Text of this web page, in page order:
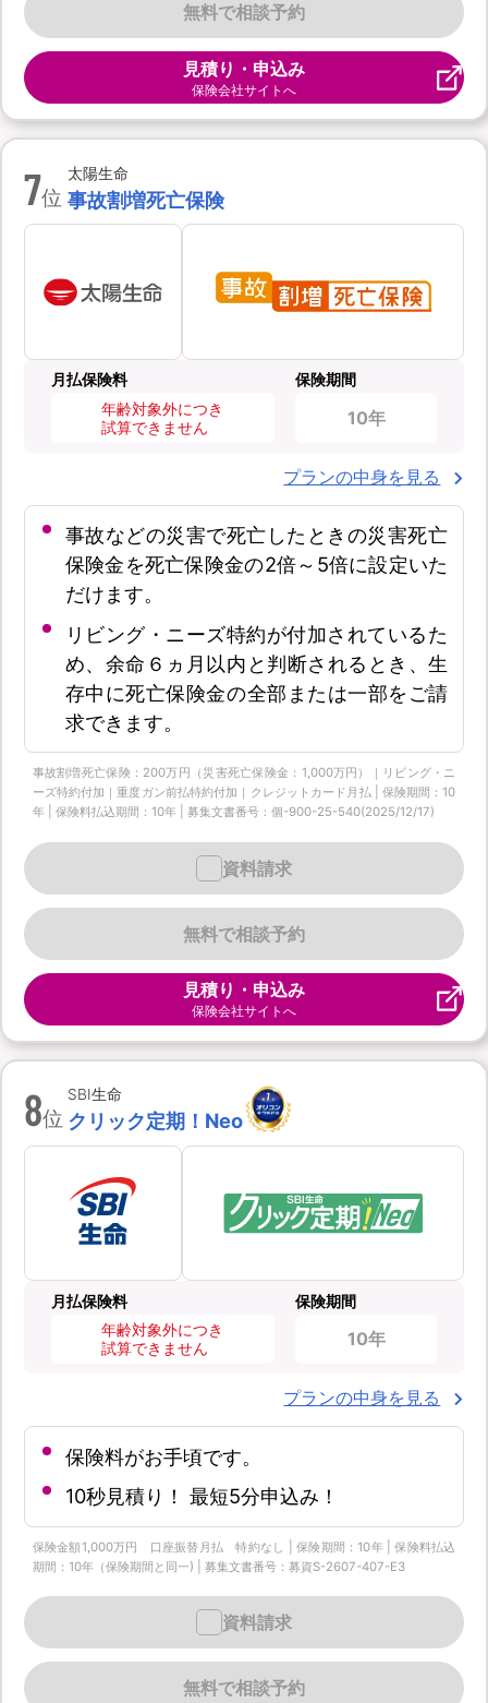
無料で相談予約
見積り・申込み
保険会社サイトへ
7位
太陽生命
事故割増死亡保険
月払保険料
年齢対象外につき
試算できません
保険期間
10年
プランの中身を見る
事故などの災害で死亡したときの災害死亡
保険金を死亡保険金の2倍～5倍に設定いた
だけます。
リビング・ニーズ特約が付加されているた
め、余命６ヵ月以内と判断されるとき、生
存中に死亡保険金の全部または一部をご請
求できます。
事故割増死亡保険：200万円（災害死亡保険金：1,000万円）｜リビング・ニ
ーズ特約付加｜重度ガン前払特約付加｜クレジットカード月払 | 保険期間：10
年 | 保険料払込期間：10年 | 募集文書番号：個-900-25-540(2025/12/17)
無料で相談予約
資料請求
見積り・申込み
保険会社サイトへ
8位
SBI生命
クリック定期！Neo
月払保険料
年齢対象外につき
試算できません
保険期間
10年
プランの中身を見る
保険料がお手頃です。
10秒見積り！ 最短5分申込み！
保険金額1,000万円 口座振替月払 特約なし | 保険期間：10年 | 保険料払込
期間：10年（保険期間と同一) | 募集文書番号：募資S-2607-407-E3
無料で相談予約
資料請求